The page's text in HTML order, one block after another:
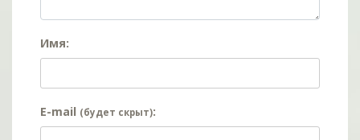
Имя:
E-mail (будет скрыт):